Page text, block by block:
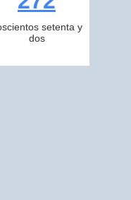
setenta y
dos